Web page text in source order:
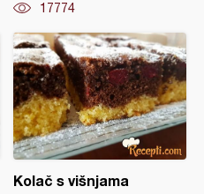
17774
Kolač s višnjama